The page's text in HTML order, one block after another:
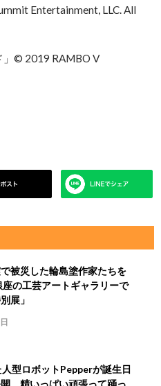
Entertainment, LLC. All
」© 2019 RAMBO V
被災した輪島塗作家たちを
座の工芸アートギャラリーで
展」
型ロボットPepperが誕生日